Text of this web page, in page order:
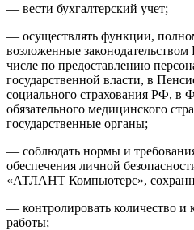
— вести бухгалтерский учет;
— осуществлять функции,
возложенные
числе по предоставлению
государственной власти, в
социального страхования РФ, в
обязательного медицинского
государственные органы;
— соблюдать нормы и
обеспечения личной
«АТЛАНТ Компьютерс»,
— контролировать количество и
работы;